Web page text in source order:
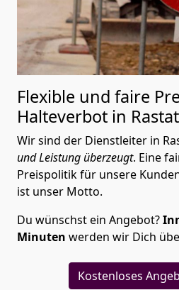
Flexible und faire
Halteverbot in
Wir sind der Dienstleiter in
und Leistung überzeugt. Eine
Preispolitik für unsere
ist unser Motto.
Du wünschst ein Angebot?
Minuten werden wir Dich
Kostenloses